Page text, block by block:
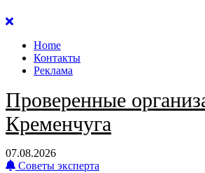
Перейти
содержанию
Home
Контакты
Реклама
Проверенные
Кременчуга
07.08.2026
Советы эксперта